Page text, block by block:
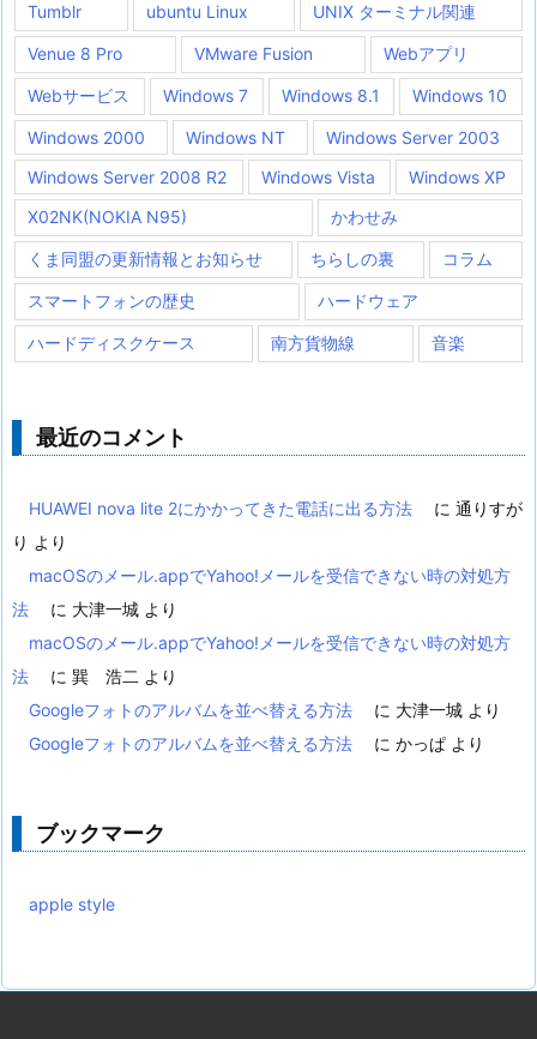
Tumblr
ubuntu Linux UNIX ターミナル関連
Venue 8 Pro VMware Fusion Webアプリ
Webサービス Windows 7 Windows 8.1 Windows 10
Windows 2000 Windows NT
Windows Server 2003
Windows Server 2008 R2
Windows Vista
Windows XP
X02NK(NOKIA N95)
かわせみ
くま同盟の更新情報とお知らせ ちらしの裏 コラム
スマートフォンの歴史 ハードウェア
ハードディスクケース 南方貨物線 音楽
最近のコメント
HUAWEI nova lite 2にかかってきた電話に出る方法 に 通りすが
り より
macOSのメール.appでYahoo!メールを受信できない時の対処方
法
に 大津一城 より
macOSのメール.appでYahoo!メールを受信できない時の対処方
法
に 巽 浩二 より
Googleフォトのアルバムを並べ替える方法
に 大津一城 より
Googleフォトのアルバムを並べ替える方法
に かっぱ より
ブックマーク
apple style